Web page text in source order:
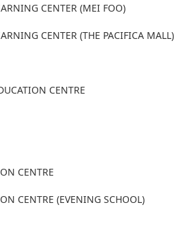
CENTER (MEI FOO)
CENTER (THE PACIFICA MALL)
CENTRE
CENTRE
CENTRE (EVENING SCHOOL)